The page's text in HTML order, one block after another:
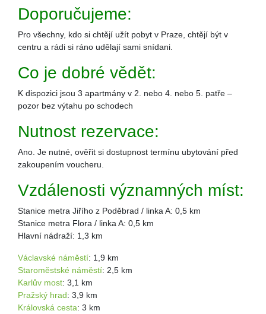
Doporučujeme:
Pro všechny, kdo si chtějí užít pobyt v Praze, chtějí být v
centru a rádi si ráno udělají sami snídani.
Co je dobré vědět:
K dispozici jsou 3 apartmány v 2. nebo 4. nebo 5. patře –
pozor bez výtahu po schodech
Nutnost rezervace:
Ano. Je nutné, ověřit si dostupnost termínu ubytování před
zakoupením voucheru.
Vzdálenosti významných míst:
Stanice metra Jiřího z Poděbrad / linka A: 0,5 km
Stanice metra Flora / linka A: 0,5 km
Hlavní nádraží: 1,3 km
Václavské náměstí: 1,9 km
Staroměstské náměstí: 2,5 km
Karlův most: 3,1 km
Pražský hrad: 3,9 km
Královská cesta: 3 km